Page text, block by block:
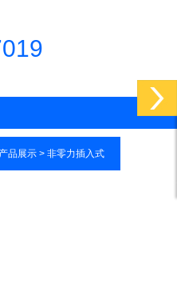
品展示 > 非零力插入式